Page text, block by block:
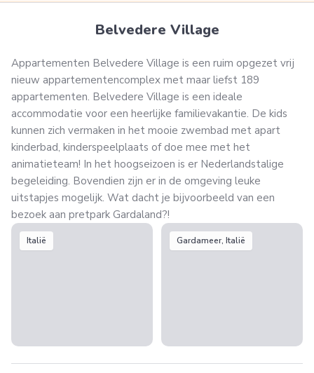
Belvedere Village
Appartementen Belvedere Village is een ruim opgezet vrij
nieuw appartementencomplex met maar liefst 189
appartementen. Belvedere Village is een ideale
accommodatie voor een heerlijke familievakantie. De kids
kunnen zich vermaken in het mooie zwembad met apart
kinderbad, kinderspeelplaats of doe mee met het
animatieteam! In het hoogseizoen is er Nederlandstalige
begeleiding. Bovendien zijn er in de omgeving leuke
uitstapjes mogelijk. Wat dacht je bijvoorbeeld van een
bezoek aan pretpark Gardaland?!
Italië Gardameer, Italië